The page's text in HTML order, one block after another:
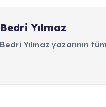
Bedri Yılmaz
Bedri Yılmaz yazarının